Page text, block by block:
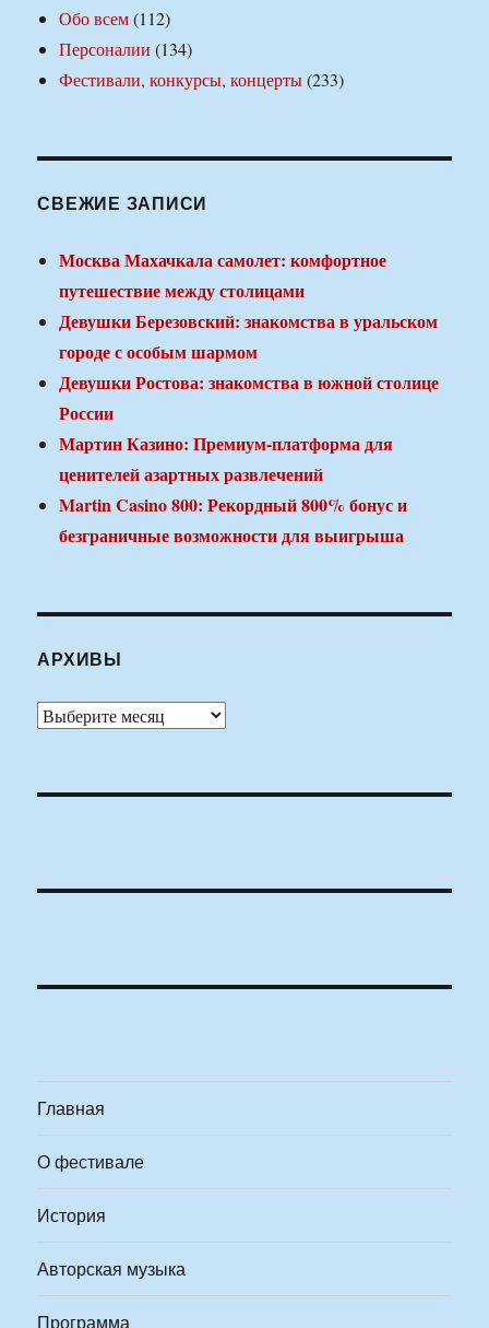
Обо всем(112)
Персоналии (134)
Фестивали, конкурсы, концерты(233)
СВЕЖИЕ ЗАПИСИ
Москва Махачкала самолет: комфортное
путешествие между столицами
Девушки Березовский: знакомства в уральском
городе с особым шармом
Девушки Ростова: знакомства в южной столице
России
Мартин Казино: Премиум-платформа для
ценителей азартных развлечений
Martin Casino 800: Рекордный 800% бонус и
безграничные возможности для выигрыша
АРХИВЫ
Архивы
Главная
О фестивале
История
Авторская музыка
Программа